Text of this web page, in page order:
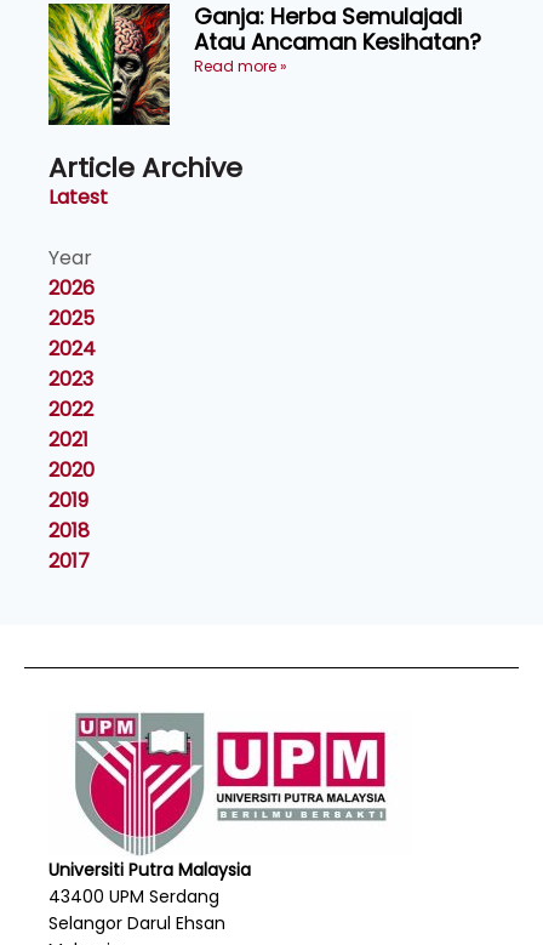
Ganja: Herba Semulajadi
Atau Ancaman Kesihatan?
Read more »
Article Archive
Latest
Year
2026
2025
2024
2023
2022
2021
2020
2019
2018
2017
Universiti Putra Malaysia
43400 UPM Serdang
Selangor Darul Ehsan